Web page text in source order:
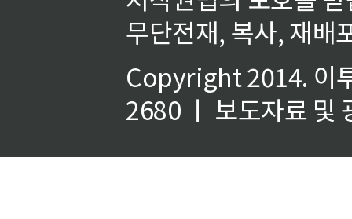
무단전재, 복사, 재배
Copyright 2014. 이
2680 ㅣ 보도자료